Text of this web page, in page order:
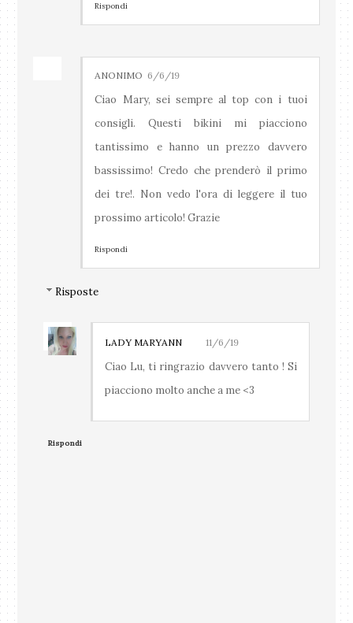
Rispondi
ANONIMO 6/6/19
Ciao Mary, sei sempre al top con i tuoi
consigli. Questi bikini mi piacciono
tantissimo e hanno un prezzo davvero
bassissimo! Credo che prenderò il primo
dei tre!. Non vedo l'ora di leggere il tuo
prossimo articolo! Grazie
Rispondi
Risposte
LADY MARYANN 11/6/19
Ciao Lu, ti ringrazio davvero tanto ! Si
piacciono molto anche a me <3
Rispondi